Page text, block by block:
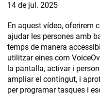
14 de jul. 2025
En aquest vídeo, oferirem
ajudar les persones amb
temps de manera
utilitzar eines com
la pantalla, activar i
ampliar el contingut, i
per programar tasques i